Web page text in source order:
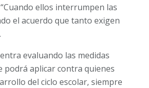
ellos interrumpen las
el acuerdo que tanto exigen
evaluando las medidas
podrá aplicar contra quienes
del ciclo escolar, siempre